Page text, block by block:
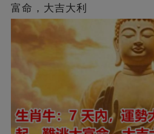
富命，大吉大利